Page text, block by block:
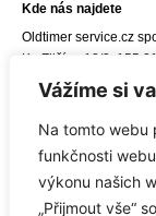
Vážíme si
Na tomto webu
funkčnosti
výkonu našich
„Přijmout vše“
Kde nás najdete
Oldtimer service.cz
Ke Zličínu 12/3, 155
e-mail:
Sídlo společnosti
Oldtimer service.cz
Hostivická 8/10, 155